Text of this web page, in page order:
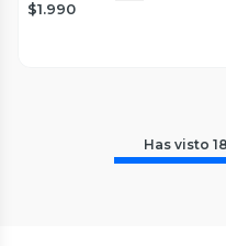
$1.990
Has visto 18